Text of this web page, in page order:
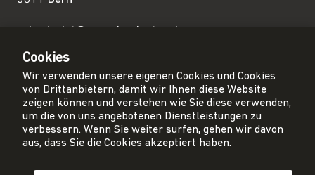
sekretariat@energie-cluster.ch
Privacy Policy
Impressum
AGB
Cookies
Wir verwenden unsere eigenen Cookies und Cookies
von Drittanbietern, damit wir Ihnen diese Website
zeigen können und verstehen wie Sie diese verwenden,
um die von uns angebotenen Dienstleistungen zu
verbessern. Wenn Sie weiter surfen, gehen wir davon
aus, dass Sie die Cookies akzeptiert haben.